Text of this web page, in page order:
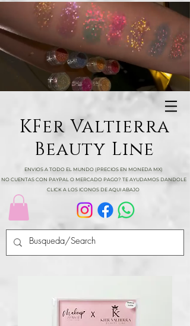
KFer Valtierra
Beauty Line
ENVIOS A TODO EL MUNDO (PRECIOS EN MONEDA MX)
NO CUENTAS CON PAYPAL O MERCADO PAGO? TE AYUDAMOS DANDOLE
CLICK A LOS ICONOS DE AQUI ABAJO